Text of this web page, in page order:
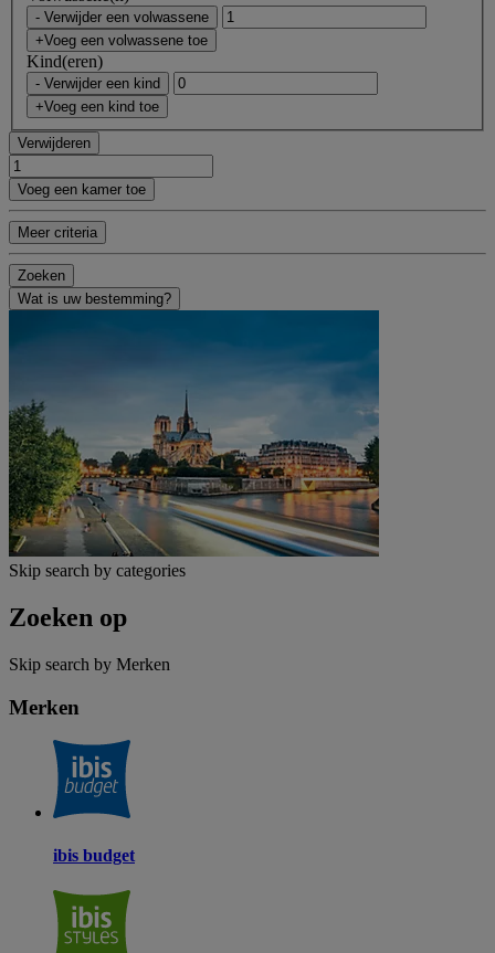
- Verwijder een volwassene
+Voeg een volwassene toe
Kind(eren)
- Verwijder een kind
+Voeg een kind toe
Verwijderen
Voeg een kamer toe
Meer criteria
Zoeken
Wat is uw bestemming?
Skip search by categories
Zoeken op
Skip search by Merken
Merken
ibis budget